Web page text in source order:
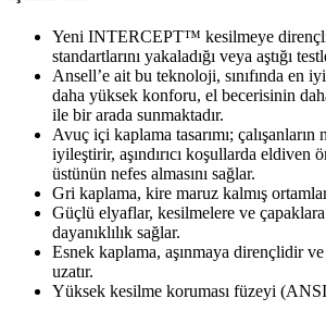
Yeni INTERCEPT™ kesilmeye
standartlarını yakaladığı veya aştığı
Ansell’e ait bu teknoloji, sınıfında en
daha yüksek konforu, el becerisinin
ile bir arada sunmaktadır.
Avuç içi kaplama tasarımı; çalışanların
iyileştirir, aşındırıcı koşullarda eldiven
üstünün nefes almasını sağlar.
Gri kaplama, kire maruz kalmış
Güçlü elyaflar, kesilmelere ve
dayanıklılık sağlar.
Esnek kaplama, aşınmaya dirençlidir
uzatır.
Yüksek kesilme koruması füzeyi